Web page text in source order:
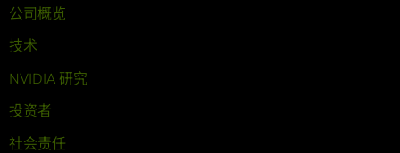
公司概览
技术
NVIDIA 研究
投资者
社会责任